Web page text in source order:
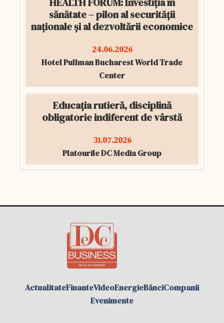
sănătate – pilon al securității
naționale și al dezvoltării economice
24.06.2026
Hotel Pullman Bucharest World Trade
Center
Educația rutieră, disciplină
obligatorie indiferent de vârstă
31.07.2026
Platourile DC Media Group
ActualitateFinanteVideoEnergieBănciCompanii
Evenimente